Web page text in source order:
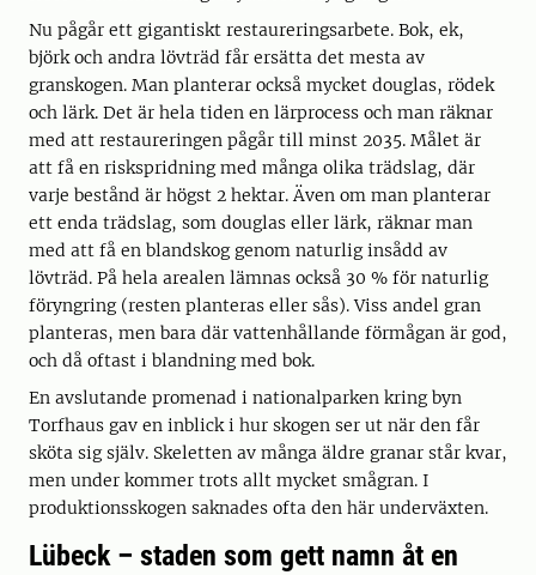
Nu pågår ett gigantiskt restaureringsarbete. Bok, ek,
björk och andra lövträd får ersätta det mesta av
granskogen. Man planterar också mycket douglas, rödek
och lärk. Det är hela tiden en lärprocess och man räknar
med att restaureringen pågår till minst 2035. Målet är
att få en riskspridning med många olika trädslag, där
varje bestånd är högst 2 hektar. Även om man planterar
ett enda trädslag, som douglas eller lärk, räknar man
med att få en blandskog genom naturlig insådd av
lövträd. På hela arealen lämnas också 30 % för naturlig
föryngring (resten planteras eller sås). Viss andel gran
planteras, men bara där vattenhållande förmågan är god,
och då oftast i blandning med bok.
En avslutande promenad i nationalparken kring byn
Torfhaus gav en inblick i hur skogen ser ut när den får
sköta sig själv. Skeletten av många äldre granar står kvar,
men under kommer trots allt mycket smågran. I
produktionsskogen saknades ofta den här underväxten.
Lübeck – staden som gett namn åt en